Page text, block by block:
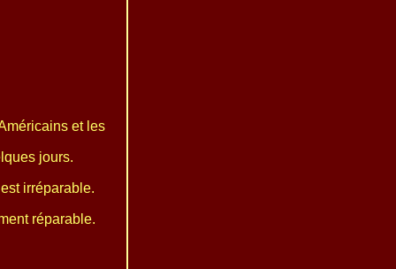
et les
jours.
irréparable.
réparable.